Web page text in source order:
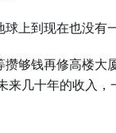
上到现在也没有
够钱再修高楼大
几十年的收入，